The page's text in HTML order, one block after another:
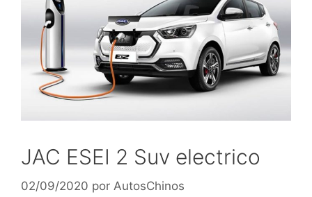
JAC ESEI 2 Suv electrico
02/09/2020 por AutosChinos